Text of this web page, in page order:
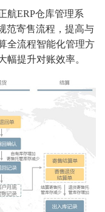
航ERP仓库管理系
范寄售流程，提高与
全流程智能化管理方
幅提升对账效率。